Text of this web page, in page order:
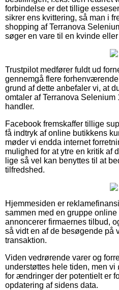
forbindelse er det tillige
sikrer ens kvittering, så man i
shopping af Terranova
søger en vare til en kvinde eller
Trustpilot medfører fuldt ud
gennemgå flere
grund af dette anbefaler vi, at
omtaler af Terranova Selenium
handler.
Facebook fremskaffer tillige
få indtryk af online butikkens
møder vi endda internet
mulighed for at ytre en kritik af
lige så vel kan benyttes til at
tilfredshed.
Hjemmesiden er
sammen med en gruppe
annoncerer firmaernes tilbud,
så vidt en af de besøgende på
transaktion.
Viden vedrørende varer og
understøttes hele tiden, men
for ændringer der potentielt er
opdatering af sidens data.